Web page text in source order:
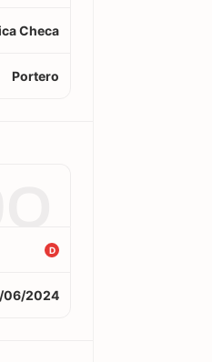
Checa
Portero
D
06/2024